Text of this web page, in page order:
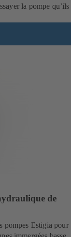
la pompe qu’ils
de
pompes Estigia pour